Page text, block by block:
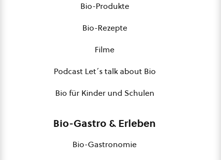
Bio-Produkte
Bio-Rezepte
Filme
Podcast Let´s talk about Bio
Bio für Kinder und Schulen
Bio-Gastro & Erleben
Bio-Gastronomie